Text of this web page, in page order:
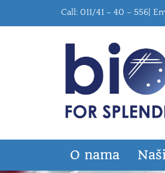
Call: 011/41 – 40 – 556|
O nama